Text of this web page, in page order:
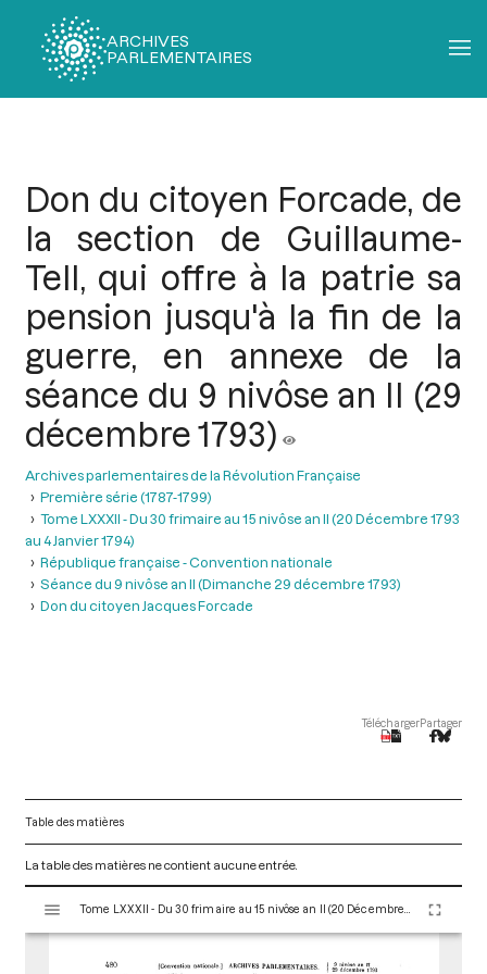
ARCHIVES
PARLEMENTAIRES
Don du citoyen Forcade, de
la section de Guillaume-
Tell, qui offre à la patrie sa
pension jusqu'à la fin de la
guerre, en annexe de la
séance du 9 nivôse an II (29
décembre 1793)
Archives parlementaires de la Révolution Française
Première série (1787-1799)
Tome LXXXII - Du 30 frimaire au 15 nivôse an II (20 Décembre 1793
au 4 Janvier 1794)
République française - Convention nationale
Séance du 9 nivôse an II (Dimanche 29 décembre 1793)
Don du citoyen Jacques Forcade
TéléchargerPartager
Table des matières
La table des matières ne contient aucune entrée.
s